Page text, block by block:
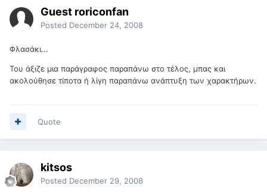
Guest roriconfan
Posted December 24, 2008
Φλασάκι...
Του άξιζε μια παράγραφος παραπάνω στο τέλος, μπας και
ακολούθησε τίποτα ή λίγη παραπάνω ανάπτυξη των χαρακτήρων.
Quote
kitsos
Posted December 29, 2008